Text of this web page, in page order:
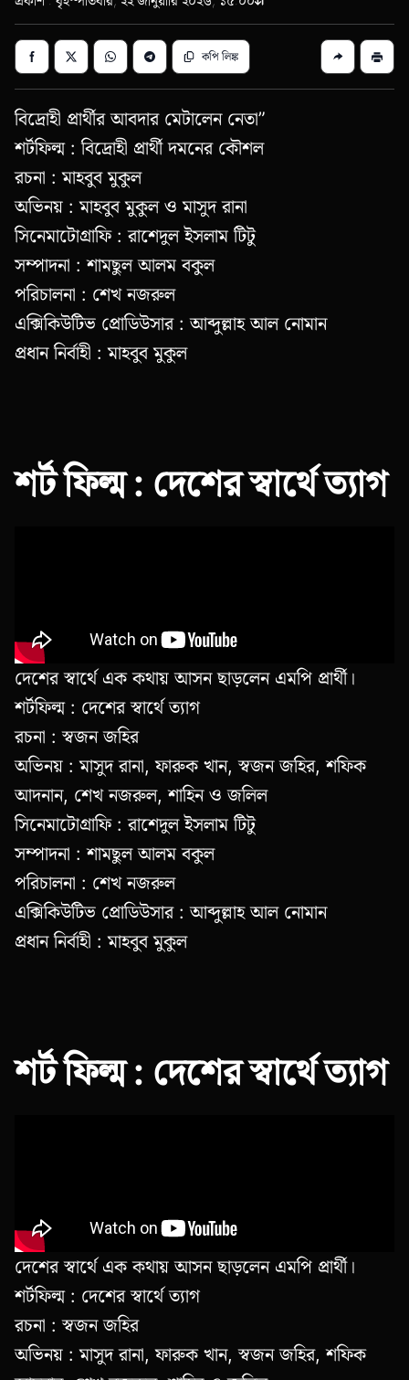
কপি লিঙ্ক
বিদ্রোহী প্রার্থীর আবদার মেটালেন নেতা”
শর্টফিল্ম : বিদ্রোহী প্রার্থী দমনের কৌশল
রচনা : মাহবুব মুকুল
অভিনয় : মাহবুব মুকুল ও মাসুদ রানা
সিনেমাটোগ্রাফি : রাশেদুল ইসলাম টিটু
সম্পাদনা : শামছুল আলম বকুল
পরিচালনা : শেখ নজরুল
এক্সিকিউটিভ প্রোডিউসার : আব্দুল্লাহ আল নোমান
প্রধান নির্বাহী : মাহবুব মুকুল
শর্ট ফিল্ম : দেশের স্বার্থে ত্যাগ
দেশের স্বার্থে এক কথায় আসন ছাড়লেন এমপি প্রার্থী।
শর্টফিল্ম : দেশের স্বার্থে ত্যাগ
রচনা : স্বজন জহির
অভিনয় : মাসুদ রানা, ফারুক খান, স্বজন জহির, শফিক
আদনান, শেখ নজরুল, শাহিন ও জলিল
সিনেমাটোগ্রাফি : রাশেদুল ইসলাম টিটু
সম্পাদনা : শামছুল আলম বকুল
পরিচালনা : শেখ নজরুল
এক্সিকিউটিভ প্রোডিউসার : আব্দুল্লাহ আল নোমান
প্রধান নির্বাহী : মাহবুব মুকুল
শর্ট ফিল্ম : দেশের স্বার্থে ত্যাগ
দেশের স্বার্থে এক কথায় আসন ছাড়লেন এমপি প্রার্থী।
শর্টফিল্ম : দেশের স্বার্থে ত্যাগ
রচনা : স্বজন জহির
অভিনয় : মাসুদ রানা, ফারুক খান, স্বজন জহির, শফিক